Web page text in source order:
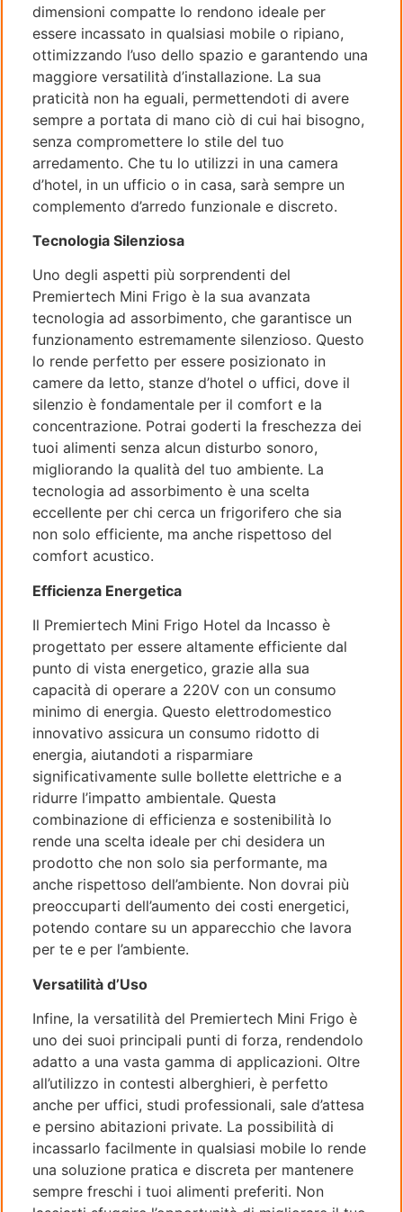
dimensioni compatte lo rendono ideale per
essere incassato in qualsiasi mobile o ripiano,
ottimizzando l’uso dello spazio e garantendo una
maggiore versatilità d’installazione. La sua
praticità non ha eguali, permettendoti di avere
sempre a portata di mano ciò di cui hai bisogno,
senza compromettere lo stile del tuo
arredamento. Che tu lo utilizzi in una camera
d’hotel, in un ufficio o in casa, sarà sempre un
complemento d’arredo funzionale e discreto.
Tecnologia Silenziosa
Uno degli aspetti più sorprendenti del
Premiertech Mini Frigo è la sua avanzata
tecnologia ad assorbimento, che garantisce un
funzionamento estremamente silenzioso. Questo
lo rende perfetto per essere posizionato in
camere da letto, stanze d’hotel o uffici, dove il
silenzio è fondamentale per il comfort e la
concentrazione. Potrai goderti la freschezza dei
tuoi alimenti senza alcun disturbo sonoro,
migliorando la qualità del tuo ambiente. La
tecnologia ad assorbimento è una scelta
eccellente per chi cerca un frigorifero che sia
non solo efficiente, ma anche rispettoso del
comfort acustico.
Efficienza Energetica
Il Premiertech Mini Frigo Hotel da Incasso è
progettato per essere altamente efficiente dal
punto di vista energetico, grazie alla sua
capacità di operare a 220V con un consumo
minimo di energia. Questo elettrodomestico
innovativo assicura un consumo ridotto di
energia, aiutandoti a risparmiare
significativamente sulle bollette elettriche e a
ridurre l’impatto ambientale. Questa
combinazione di efficienza e sostenibilità lo
rende una scelta ideale per chi desidera un
prodotto che non solo sia performante, ma
anche rispettoso dell’ambiente. Non dovrai più
preoccuparti dell’aumento dei costi energetici,
potendo contare su un apparecchio che lavora
per te e per l’ambiente.
Versatilità d’Uso
Infine, la versatilità del Premiertech Mini Frigo è
uno dei suoi principali punti di forza, rendendolo
adatto a una vasta gamma di applicazioni. Oltre
all’utilizzo in contesti alberghieri, è perfetto
anche per uffici, studi professionali, sale d’attesa
e persino abitazioni private. La possibilità di
incassarlo facilmente in qualsiasi mobile lo rende
una soluzione pratica e discreta per mantenere
sempre freschi i tuoi alimenti preferiti. Non